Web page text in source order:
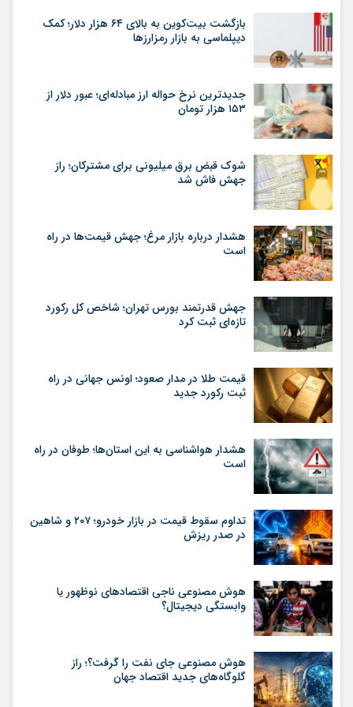
بازگشت بیت‌کوین به بالای ۶۴ هزار دلار؛ کمک
دیپلماسی به بازار رمزارزها
جدیدترین نرخ حواله ارز مبادله‌ای؛ عبور دلار از
۱۵۳ هزار تومان
شوک قبض برق میلیونی برای مشترکان؛ راز
جهش فاش شد
هشدار درباره بازار مرغ؛ جهش قیمت‌ها در راه
است
جهش قدرتمند بورس تهران؛ شاخص کل رکورد
تازه‌ای ثبت کرد
قیمت طلا در مدار صعود؛ اونس جهانی در راه
ثبت رکورد جدید
هشدار هواشناسی به این استان‌ها؛ طوفان در راه
است
تداوم سقوط قیمت در بازار خودرو؛ ۲۰۷ و شاهین
در صدر ریزش
هوش مصنوعی ناجی اقتصادهای نوظهور یا
وابستگی دیجیتال؟
هوش مصنوعی جای نفت را گرفت؟؛ راز
گلوگاه‌های جدید اقتصاد جهان